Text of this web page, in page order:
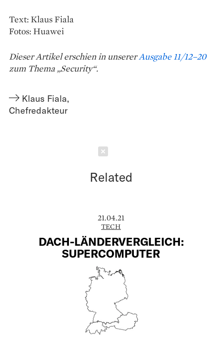
Text: Klaus Fiala
Fotos: Huawei
Dieser Artikel erschien in unsererAusgabe 11/12–20
zum Thema „Security“.
Klaus Fiala,
Chefredakteur
Related
21.04.21
TECH
DACH-LÄNDERVERGLEICH:
SUPERCOMPUTER